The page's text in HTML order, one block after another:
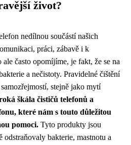
život?
nedílnou součástí našich
práci, zábavě i k
ale často opomíjíme, je fakt, že se na
a nečistoty. Pravidelné čištění
stejně jako mytí
škála čističů telefonů a
které nám s touto důležitou
pomoci. Tyto produkty jsou
bakterie, mastnotu a